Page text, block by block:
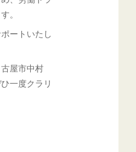
。
ートいたし
屋市中村
一度クラリ